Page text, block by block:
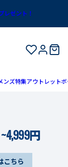
レゼント！
ンズ特集アウトレットボ
円
こちら